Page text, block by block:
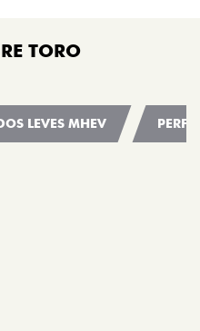
TORO
LEVES MHEV